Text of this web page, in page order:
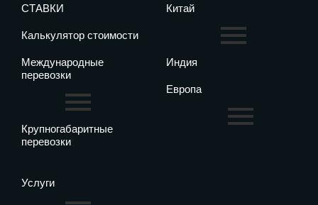
СТАВКИ
Калькулятор стоимости
Международные
перевозки
Крупногабаритные
перевозки
Китай
Индия
Европа
Услуги